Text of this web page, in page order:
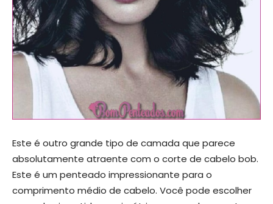
Este é outro grande tipo de camada que parece
absolutamente atraente com o corte de cabelo bob.
Este é um penteado impressionante para o
comprimento médio de cabelo. Você pode escolher